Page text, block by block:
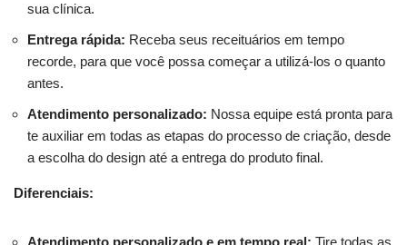
sua clínica.
Entrega rápida: Receba seus receituários em tempo
recorde, para que você possa começar a utilizá-los o quanto
antes.
Atendimento personalizado: Nossa equipe está pronta para
te auxiliar em todas as etapas do processo de criação, desde
a escolha do design até a entrega do produto final.
Diferenciais:
Atendimento personalizado e em tempo real: Tire todas as